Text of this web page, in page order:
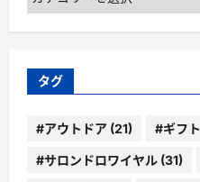
テ
ゴ
ー
タグ
#アウトドア (21) #ギフト
#サロンドロワイヤル (31)